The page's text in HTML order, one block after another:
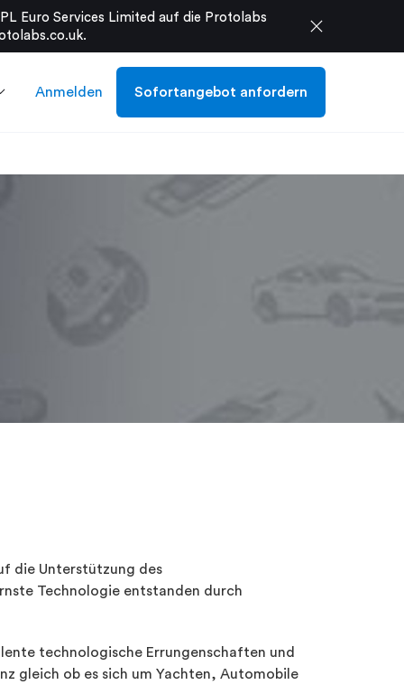
Euro Services Limited auf die Protolabs
. close
Anmelden Sofortangebot anfordern
die Unterstützung des
Technologie entstanden durch
technologische Errungenschaften und
gleich ob es sich um Yachten, Automobile